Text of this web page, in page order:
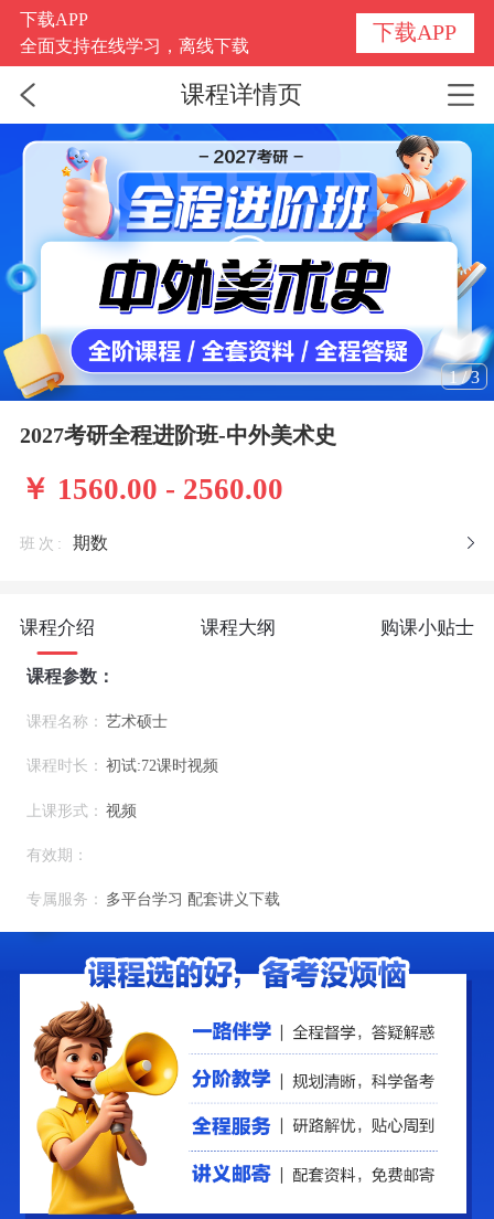
下载APP
全面支持在线学习，离线下载
下载APP
课程详情页
1/3
2027考研全程进阶班-中外美术史
￥ 1560.00 - 2560.00
班次: 期数
课程介绍 课程大纲 购课小贴士
课程参数：
课程名称： 艺术硕士
课程时长： 初试:72课时视频
上课形式： 视频
有效期：
专属服务： 多平台学习 配套讲义下载